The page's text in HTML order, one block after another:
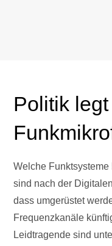
Politik
Welche
sind nach der
dass umgerüstet
Frequenzkanäle
Leidtragende sind